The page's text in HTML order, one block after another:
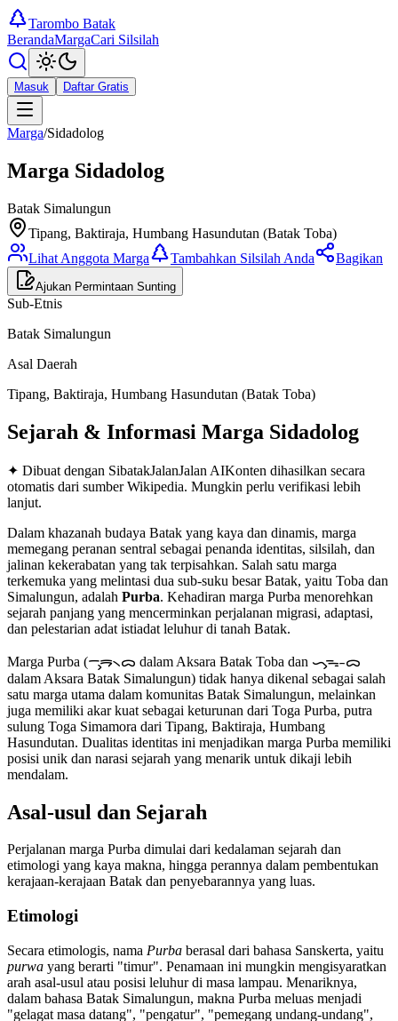
Tarombo Batak
BerandaMargaCari Silsilah
Masuk Daftar Gratis
Marga/Sidadolog
Marga Sidadolog
Batak Simalungun
Tipang, Baktiraja, Humbang Hasundutan (Batak Toba)
Lihat Anggota Marga
Tambahkan Silsilah Anda Bagikan
Ajukan Permintaan Sunting
Sub-Etnis
Batak Simalungun
Asal Daerah
Tipang, Baktiraja, Humbang Hasundutan (Batak Toba)
Sejarah & Informasi Marga Sidadolog
✦ Dibuat dengan SibatakJalanJalan AIKonten dihasilkan secara
otomatis dari sumber Wikipedia. Mungkin perlu verifikasi lebih
lanjut.
Dalam khazanah budaya Batak yang kaya dan dinamis, marga
memegang peranan sentral sebagai penanda identitas, silsilah, dan
jalinan kekerabatan yang tak terpisahkan. Salah satu marga
terkemuka yang melintasi dua sub-suku besar Batak, yaitu Toba dan
Simalungun, adalah Purba. Kehadiran marga Purba menorehkan
sejarah panjang yang mencerminkan perjalanan migrasi, adaptasi,
dan pelestarian adat istiadat leluhur di tanah Batak.
Marga Purba (ᯇᯮᯒ᯲ᯅ dalam Aksara Batak Toba dan ᯈᯮᯓ᯳ᯅ
dalam Aksara Batak Simalungun) tidak hanya dikenal sebagai salah
satu marga utama dalam komunitas Batak Simalungun, melainkan
juga memiliki akar kuat sebagai keturunan dari Toga Purba, putra
sulung Toga Simamora dari Tipang, Baktiraja, Humbang
Hasundutan. Dualitas identitas ini menjadikan marga Purba memiliki
posisi unik dan narasi sejarah yang menarik untuk dikaji lebih
mendalam.
Asal-usul dan Sejarah
Perjalanan marga Purba dimulai dari kedalaman sejarah dan
etimologi yang kaya makna, hingga perannya dalam pembentukan
kerajaan-kerajaan Batak dan penyebarannya yang luas.
Etimologi
Secara etimologis, nama Purba berasal dari bahasa Sanskerta, yaitu
purwa yang berarti "timur". Penamaan ini mungkin mengisyaratkan
arah asal-usul atau posisi leluhur di masa lampau. Menariknya,
dalam bahasa Batak Simalungun, makna Purba meluas menjadi
"gelagat masa datang", "pengatur", "pemegang undang-undang",